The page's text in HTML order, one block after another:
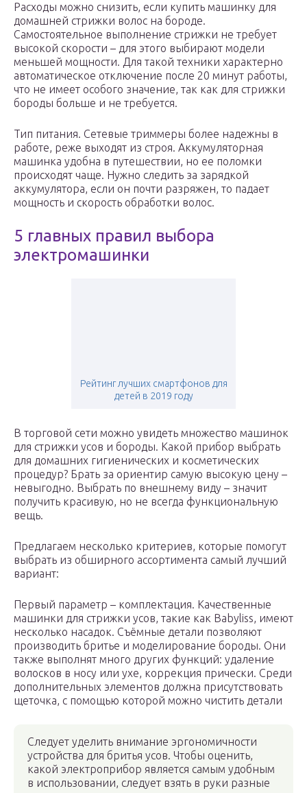
Расходы можно снизить, если купить машинку для
домашней стрижки волос на бороде.
Самостоятельное выполнение стрижки не требует
высокой скорости – для этого выбирают модели
меньшей мощности. Для такой техники характерно
автоматическое отключение после 20 минут работы,
что не имеет особого значение, так как для стрижки
бороды больше и не требуется.
Тип питания. Сетевые триммеры более надежны в
работе, реже выходят из строя. Аккумуляторная
машинка удобна в путешествии, но ее поломки
происходят чаще. Нужно следить за зарядкой
аккумулятора, если он почти разряжен, то падает
мощность и скорость обработки волос.
5 главных правил выбора
электромашинки
Рейтинг лучших смартфонов для
детей в 2019 году
В торговой сети можно увидеть множество машинок
для стрижки усов и бороды. Какой прибор выбрать
для домашних гигиенических и косметических
процедур? Брать за ориентир самую высокую цену –
невыгодно. Выбрать по внешнему виду – значит
получить красивую, но не всегда функциональную
вещь.
Предлагаем несколько критериев, которые помогут
выбрать из обширного ассортимента самый лучший
вариант:
Первый параметр – комплектация. Качественные
машинки для стрижки усов, такие как Babyliss, имеют
несколько насадок. Съёмные детали позволяют
производить бритье и моделирование бороды. Они
также выполнят много других функций: удаление
волосков в носу или ухе, коррекция прически. Среди
дополнительных элементов должна присутствовать
щеточка, с помощью которой можно чистить детали
Следует уделить внимание эргономичности
устройства для бритья усов. Чтобы оценить,
какой электроприбор является самым удобным
в использовании, следует взять в руки разные